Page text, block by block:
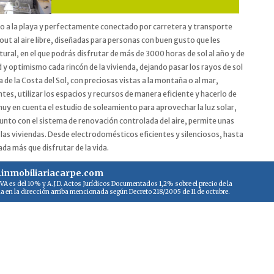
a la playa y perfectamente conectado por carretera y transporte
al aire libre, diseñadas para personas con buen gusto que les
en el que podrás disfrutar de más de 3000 horas de sol al año y de
cada rincón de la vivienda, dejando pasar los rayos de sol
la Costa del Sol, con preciosas vistas a la montaña o al mar,
utilizar los espacios y recursos de manera eficiente y hacerlo de
en cuenta el estudio de soleamiento para aprovechar la luz solar,
con el sistema de renovación controlada del aire, permite unas
viviendas. Desde electrodomésticos eficientes y silenciosos, hasta
más que disfrutar de la vida.
del 10% y A.J.D. Actos Jurídicos Documentados 1,2% sobre el precio de la
la dirección arriba mencionada según Decreto 218/2005 de 11 de octubre.